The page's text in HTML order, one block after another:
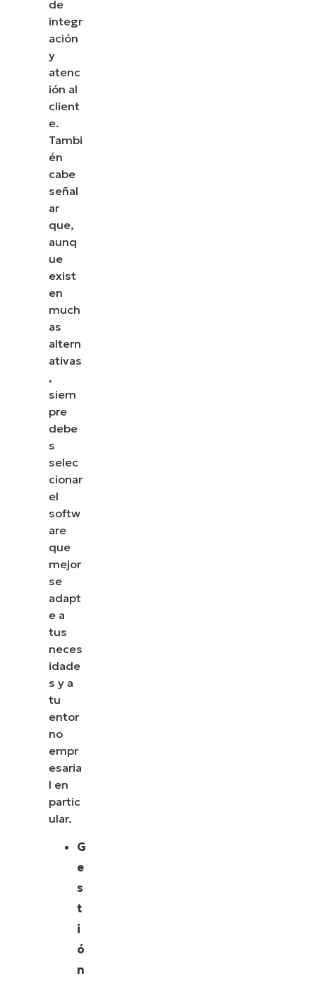
de
integr
ación
y
atenc
ión al
client
e.
Tambi
én
cabe
señal
ar
que,
aunq
ue
exist
en
much
as
altern
ativas
,
siem
pre
debe
s
selec
cionar
el
softw
are
que
mejor
se
adapt
e a
tus
neces
idade
s y a
tu
entor
no
empr
esaria
l en
partic
ular.
G
e
s
t
i
ó
n